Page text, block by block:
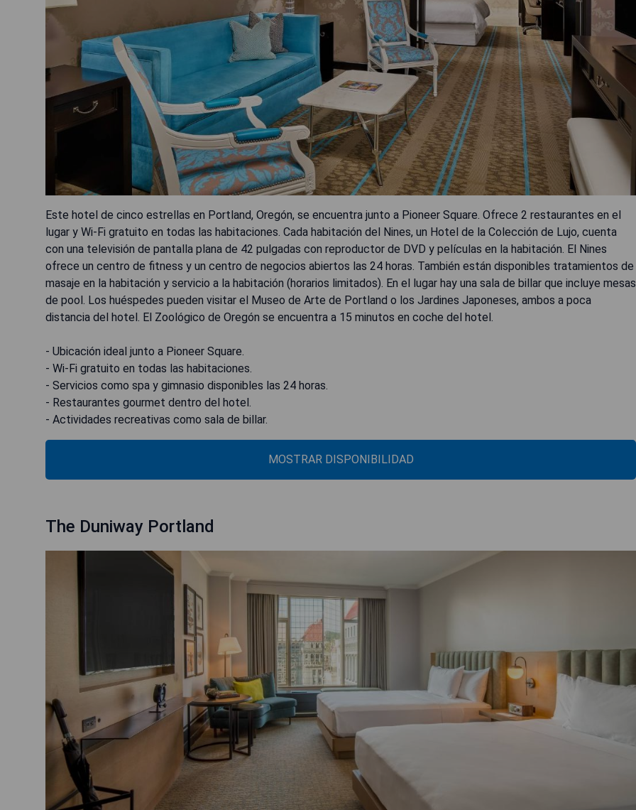
Este hotel de cinco estrellas en Portland, Oregón, se encuentra junto a Pioneer Square. Ofrece 2 restaurantes en el
lugar y Wi-Fi gratuito en todas las habitaciones. Cada habitación del Nines, un Hotel de la Colección de Lujo, cuenta
con una televisión de pantalla plana de 42 pulgadas con reproductor de DVD y películas en la habitación. El Nines
ofrece un centro de fitness y un centro de negocios abiertos las 24 horas. También están disponibles tratamientos de
masaje en la habitación y servicio a la habitación (horarios limitados). En el lugar hay una sala de billar que incluye mesas
de pool. Los huéspedes pueden visitar el Museo de Arte de Portland o los Jardines Japoneses, ambos a poca
distancia del hotel. El Zoológico de Oregón se encuentra a 15 minutos en coche del hotel.
- Ubicación ideal junto a Pioneer Square.
- Wi-Fi gratuito en todas las habitaciones.
- Servicios como spa y gimnasio disponibles las 24 horas.
- Restaurantes gourmet dentro del hotel.
- Actividades recreativas como sala de billar.
MOSTRAR DISPONIBILIDAD
The Duniway Portland